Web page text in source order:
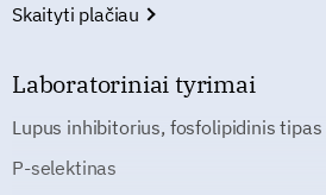
Skaityti plačiau
Laboratoriniai tyrimai
Lupus inhibitorius, fosfolipidinis tipas
P-selektinas